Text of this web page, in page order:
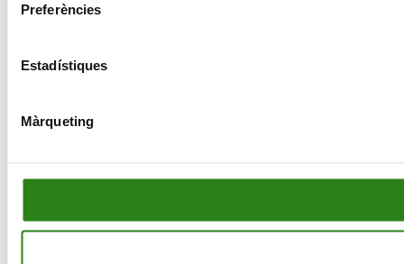
Preferències
Estadístiques
Màrqueting